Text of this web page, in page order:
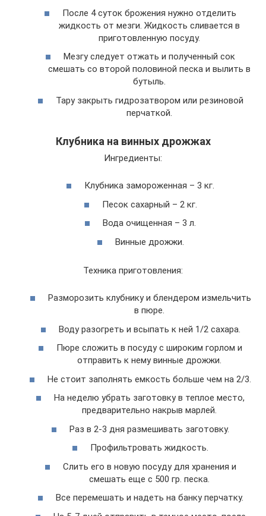
После 4 суток брожения нужно отделить
жидкость от мезги. Жидкость сливается в
приготовленную посуду.
Мезгу следует отжать и полученный сок
смешать со второй половиной песка и вылить в
бутыль.
Тару закрыть гидрозатвором или резиновой
перчаткой.
Клубника на винных дрожжах
Ингредиенты:
Клубника замороженная – 3 кг.
Песок сахарный – 2 кг.
Вода очищенная – 3 л.
Винные дрожжи.
Техника приготовления:
Разморозить клубнику и блендером измельчить
в пюре.
Воду разогреть и всыпать к ней 1/2 сахара.
Пюре сложить в посуду с широким горлом и
отправить к нему винные дрожжи.
Не стоит заполнять емкость больше чем на 2/3.
На неделю убрать заготовку в теплое место,
предварительно накрыв марлей.
Раз в 2-3 дня размешивать заготовку.
Профильтровать жидкость.
Слить его в новую посуду для хранения и
смешать еще с 500 гр. песка.
Все перемешать и надеть на банку перчатку.